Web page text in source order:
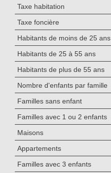
Taxe habitation
Taxe foncière
Habitants de moins de 25 ans
Habitants de 25 à 55 ans
Habitants de plus de 55 ans
Nombre d'enfants par famille
Familles sans enfant
Familles avec 1 ou 2 enfants
Maisons
Appartements
Familles avec 3 enfants